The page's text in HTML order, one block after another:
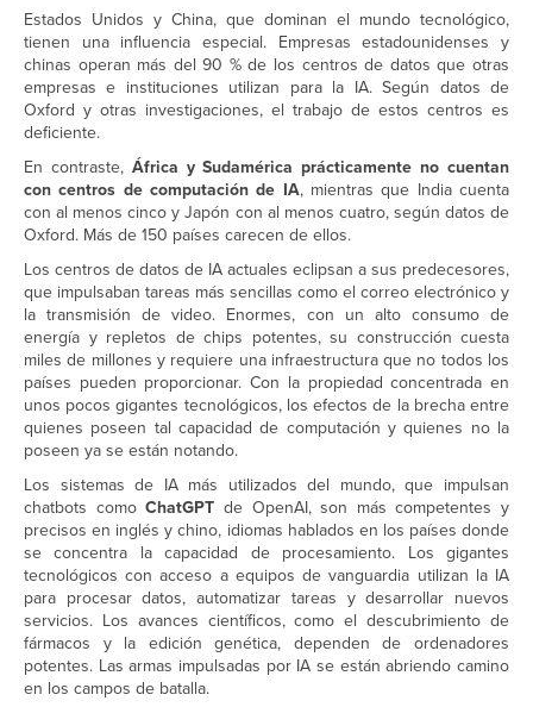
Estados Unidos y China, que dominan el mundo tecnológico,
tienen una influencia especial. Empresas estadounidenses y
chinas operan más del 90 % de los centros de datos que otras
empresas e instituciones utilizan para la IA. Según datos de
Oxford y otras investigaciones, el trabajo de estos centros es
deficiente.
En contraste, África y Sudamérica prácticamente no cuentan
con centros de computación de IA, mientras que India cuenta
con al menos cinco y Japón con al menos cuatro, según datos de
Oxford. Más de 150 países carecen de ellos.
Los centros de datos de IA actuales eclipsan a sus predecesores,
que impulsaban tareas más sencillas como el correo electrónico y
la transmisión de video. Enormes, con un alto consumo de
energía y repletos de chips potentes, su construcción cuesta
miles de millones y requiere una infraestructura que no todos los
países pueden proporcionar. Con la propiedad concentrada en
unos pocos gigantes tecnológicos, los efectos de la brecha entre
quienes poseen tal capacidad de computación y quienes no la
poseen ya se están notando.
Los sistemas de IA más utilizados del mundo, que impulsan
chatbots comoChatGPT de OpenAI, son más competentes y
precisos en inglés y chino, idiomas hablados en los países donde
se concentra la capacidad de procesamiento. Los gigantes
tecnológicos con acceso a equipos de vanguardia utilizan la IA
para procesar datos, automatizar tareas y desarrollar nuevos
servicios. Los avances científicos, como el descubrimiento de
fármacos y la edición genética, dependen de ordenadores
potentes. Las armas impulsadas por IA se están abriendo camino
en los campos de batalla.